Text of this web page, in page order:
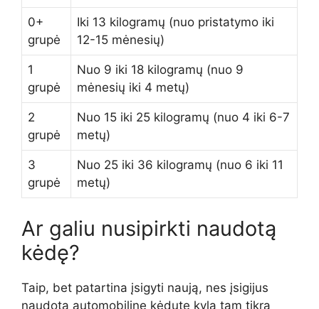
0+
grupė
Iki 13 kilogramų (nuo pristatymo iki
12-15 mėnesių)
1
grupė
Nuo 9 iki 18 kilogramų (nuo 9
mėnesių iki 4 metų)
2
grupė
Nuo 15 iki 25 kilogramų (nuo 4 iki 6-7
metų)
3
grupė
Nuo 25 iki 36 kilogramų (nuo 6 iki 11
metų)
Ar galiu nusipirkti naudotą
kėdę?
Taip, bet patartina įsigyti naują, nes įsigijus
naudotą automobilinę kėdutę kyla tam tikra